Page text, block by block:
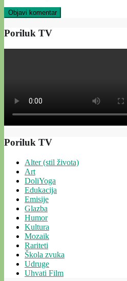
Poriluk TV
Poriluk TV
Alter (stil života)
Art
DoliYoga
Edukacija
Emisije
Glazba
Humor
Kultura
Mozaik
Rariteti
Škola zvuka
Udruge
Uhvati Film